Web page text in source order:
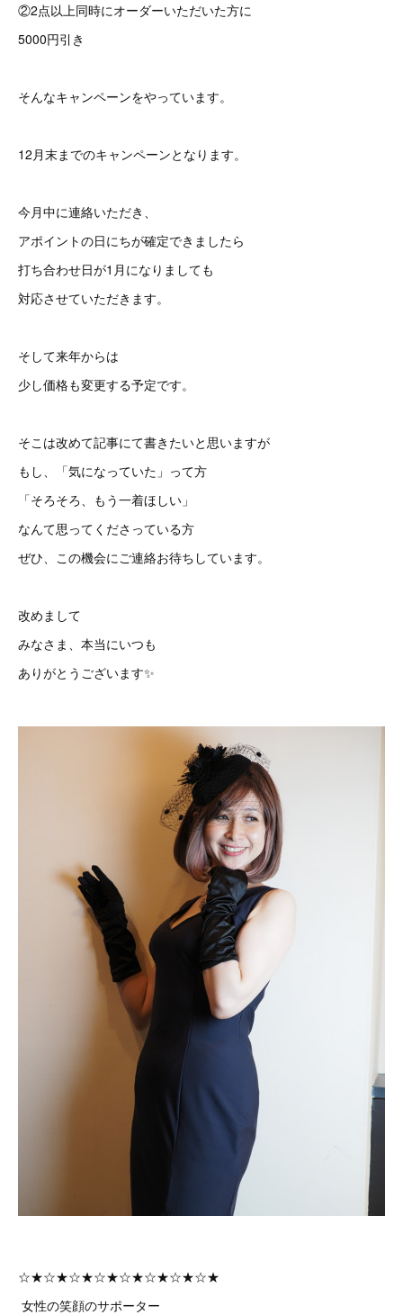
②2点以上同時にオーダーいただいた方に
5000円引き
そんなキャンペーンをやっています。
12月末までのキャンペーンとなります。
今月中に連絡いただき、
アポイントの日にちが確定できましたら
打ち合わせ日が1月になりましても
対応させていただきます。
そして来年からは
少し価格も変更する予定です。
そこは改めて記事にて書きたいと思いますが
もし、「気になっていた」って方
「そろそろ、もう一着ほしい」
なんて思ってくださっている方
ぜひ、この機会にご連絡お待ちしています。
改めまして
みなさま、本当にいつも
ありがとうございます✨
☆★☆★☆★☆★☆★☆★☆★☆★
女性の笑顔のサポーター